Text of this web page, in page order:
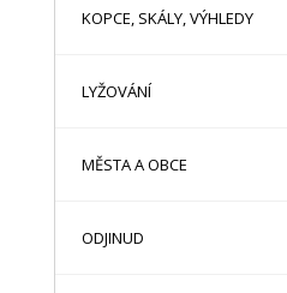
KOPCE, SKÁLY, VÝHLEDY
LYŽOVÁNÍ
MĚSTA A OBCE
ODJINUD